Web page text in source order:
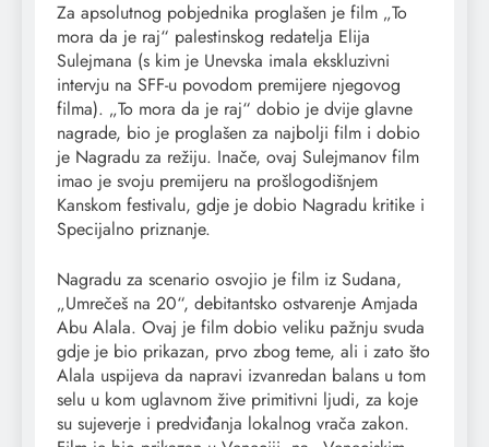
Za apsolutnog pobjednika proglašen je film „To
mora da je raj“ palestinskog redatelja Elija
Sulejmana (s kim je Unevska imala ekskluzivni
intervju na SFF-u povodom premijere njegovog
filma). „To mora da je raj“ dobio je dvije glavne
nagrade, bio je proglašen za najbolji film i dobio
je Nagradu za režiju. Inače, ovaj Sulejmanov film
imao je svoju premijeru na prošlogodišnjem
Kanskom festivalu, gdje je dobio Nagradu kritike i
Specijalno priznanje.
Nagradu za scenario osvojio je film iz Sudana,
„Umrečeš na 20“, debitantsko ostvarenje Amjada
Abu Alala. Ovaj je film dobio veliku pažnju svuda
gdje je bio prikazan, prvo zbog teme, ali i zato što
Alala uspijeva da napravi izvanredan balans u tom
selu u kom uglavnom žive primitivni ljudi, za koje
su sujeverje i predviđanja lokalnog vrača zakon.